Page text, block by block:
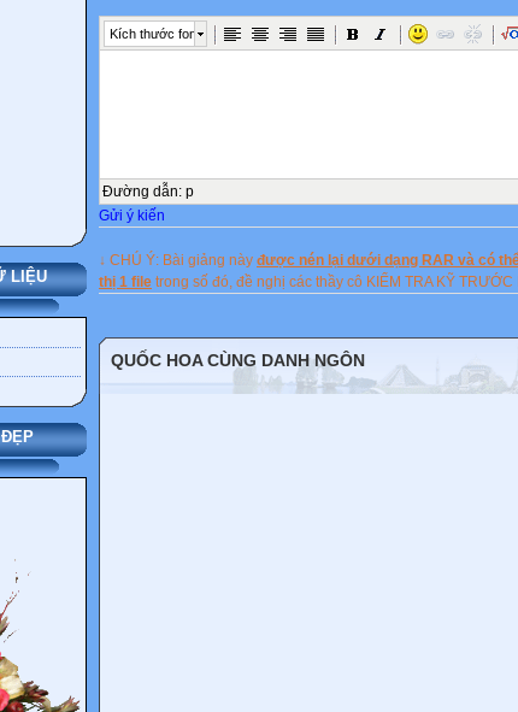
LIỆU




ĐÃ CRACK XONG - MỞ PM RA SỪ DỤNG
Kích thước font
Đường dẫn: p
Gửi ý kiến
↓ CHÚ Ý: Bài giảng này được nén lại dưới dạng RAR và có
thị 1 file trong số đó, đề nghị các thầy cô KIỂM TRA KỸ
QUỐC HOA CÙNG DANH NGÔN